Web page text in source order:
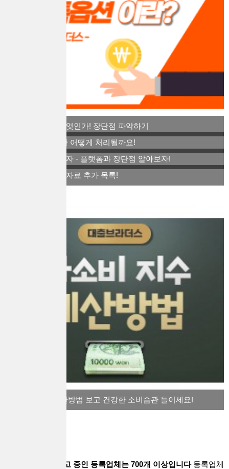
스톡옵션이란 무엇인가! 장단점 파악하기
퇴사 후 연말정산 어떻게 처리될까요!
아트테크 소액투자 - 플랫폼과 장단점 알아보자!
연말정산 간소화자료 추가 목록!
과소비 지수 계산방법 보고 건강한 소비습관 들이세요!
대출브라더스에 광고 중인 등록업체는 700개 이상입니다등록업체